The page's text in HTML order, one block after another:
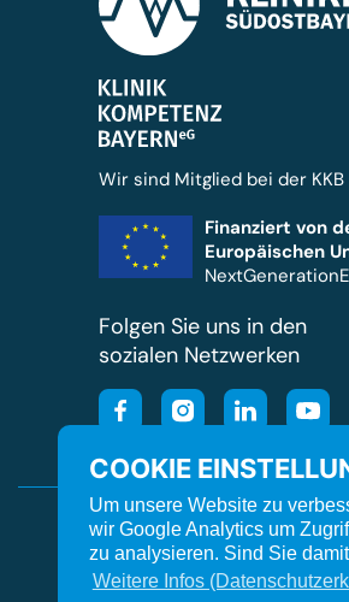
COOKIE
Um unsere Website zu
wir Google Analytics um
zu analysieren. Sind Sie
Weitere Infos
Wir sind Mitglied bei der KKB
Finanziert von
Europäischen
Folgen Sie uns in den
sozialen Netzwerken
Cookie Einstellungen Kontakt
Datenschutz
Barrierefreiheit